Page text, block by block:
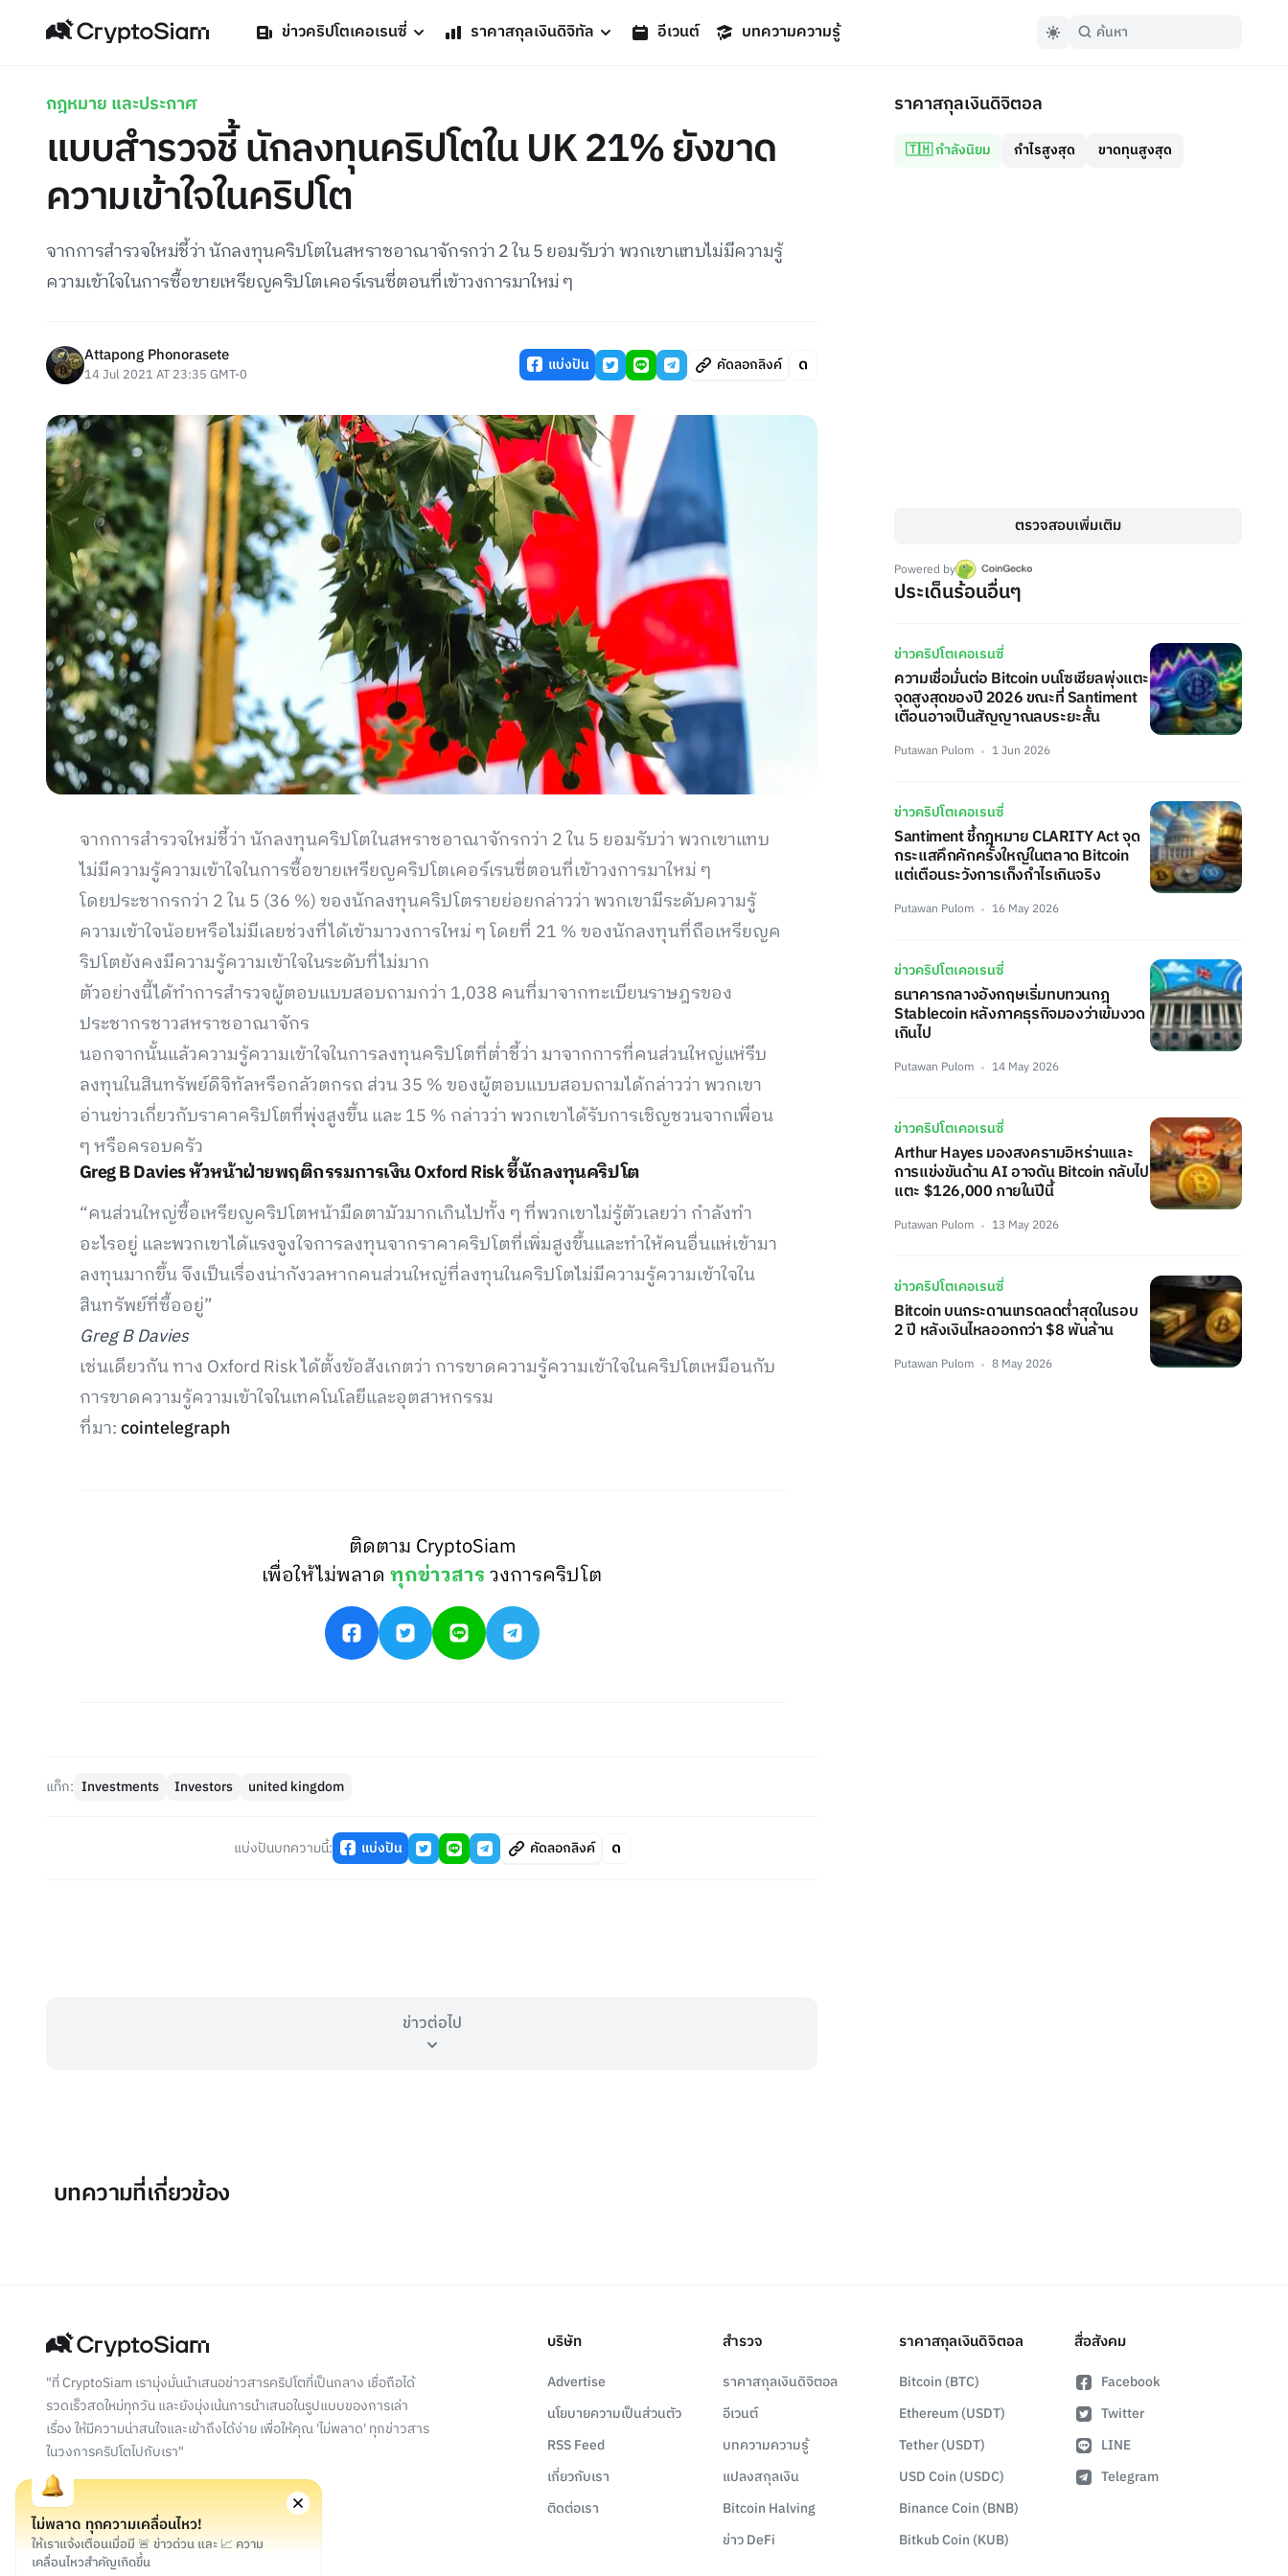
ข่าวคริปโตเคอเรนซี่ ราคาสกุลเงินดิจิทัล อีเวนต์ บทความความรู้
กฎหมาย และประกาศ
แบบสำรวจชี้ นักลงทุนคริปโตใน UK 21% ยังขาด
ความเข้าใจในคริปโต
จากการสำรวจใหม่ชี้ว่า นักลงทุนคริปโตในสหราชอาณาจักรกว่า 2 ใน 5 ยอมรับว่า พวกเขาแทบไม่มีความรู้
ความเข้าใจในการซื้อขายเหรียญคริปโตเคอร์เรนซี่ตอนที่เข้าวงการมาใหม่ ๆ
Attapong Phonorasete
14 Jul 2021 AT 23:35 GMT-0 แบ่งปัน คัดลอกลิงค์
จากการสำรวจใหม่ชี้ว่า นักลงทุนคริปโตในสหราชอาณาจักรกว่า 2 ใน 5 ยอมรับว่า พวกเขาแทบ
ไม่มีความรู้ความเข้าใจในการซื้อขายเหรียญคริปโตเคอร์เรนซี่ตอนที่เข้าวงการมาใหม่ ๆ
โดยประชากรกว่า 2 ใน 5 (36 %) ของนักลงทุนคริปโตรายย่อยกล่าวว่า พวกเขามีระดับความรู้
ความเข้าใจน้อยหรือไม่มีเลยช่วงที่ได้เข้ามาวงการใหม่ ๆ โดยที่ 21 % ของนักลงทุนที่ถือเหรียญค
ริปโตยังคงมีความรู้ความเข้าใจในระดับที่ไม่มาก
ตัวอย่างนี้ได้ทำการสำรวจผู้ตอบแบบสอบถามกว่า 1,038 คนที่มาจากทะเบียนราษฎรของ
ประชากรชาวสหราชอาณาจักร
นอกจากนั้นแล้วความรู้ความเข้าใจในการลงทุนคริปโตที่ต่ำชี้ว่า มาจากการที่คนส่วนใหญ่แห่รีบ
ลงทุนในสินทรัพย์ดิจิทัลหรือกลัวตกรถ ส่วน 35 % ของผู้ตอบแบบสอบถามได้กล่าวว่า พวกเขา
อ่านข่าวเกี่ยวกับราคาคริปโตที่พุ่งสูงขึ้น และ 15 % กล่าวว่า พวกเขาได้รับการเชิญชวนจากเพื่อน
ๆ หรือครอบครัว
Greg B Davies หัวหน้าฝ่ายพฤติกรรมการเงิน Oxford Risk ชี้นักลงทุนคริปโต
“คนส่วนใหญ่ซื้อเหรียญคริปโตหน้ามืดตามัวมากเกินไปทั้ง ๆ ที่พวกเขาไม่รู้ตัวเลยว่า กำลังทำ
อะไรอยู่ และพวกเขาได้แรงจูงใจการลงทุนจากราคาคริปโตที่เพิ่มสูงขึ้นและทำให้คนอื่นแห่เข้ามา
ลงทุนมากขึ้น จึงเป็นเรื่องน่ากังวลหากคนส่วนใหญ่ที่ลงทุนในคริปโตไม่มีความรู้ความเข้าใจใน
สินทรัพย์ที่ซื้ออยู่”
Greg B Davies
เช่นเดียวกัน ทาง Oxford Risk ได้ตั้งข้อสังเกตว่า การขาดความรู้ความเข้าใจในคริปโตเหมือนกับ
การขาดความรู้ความเข้าใจในเทคโนโลยีและอุตสาหกรรม
ที่มา:cointelegraph
ติดตาม CryptoSiam
เพื่อให้ไม่พลาดทุกข่าวสารวงการคริปโต
แท็ก: Investments Investors united kingdom
แบ่งปันบทความนี้: แบ่งปัน คัดลอกลิงค์
ข่าวต่อไป
ราคาสกุลเงินดิจิตอล
🇹🇭 กำลังนิยม กำไรสูงสุด ขาดทุนสูงสุด
ตรวจสอบเพิ่มเติม
Powered by
ประเด็นร้อนอื่นๆ
ข่าวคริปโตเคอเรนซี่
ความเชื่อมั่นต่อ Bitcoin บนโซเชียลพุ่งแตะ
จุดสูงสุดของปี 2026 ขณะที่ Santiment
เตือนอาจเป็นสัญญาณลบระยะสั้น
Putawan Pulom 1 Jun 2026
ข่าวคริปโตเคอเรนซี่
Santiment ชี้กฎหมาย CLARITY Act จุด
กระแสคึกคักครั้งใหญ่ในตลาด Bitcoin
แต่เตือนระวังการเก็งกำไรเกินจริง
Putawan Pulom 16 May 2026
ข่าวคริปโตเคอเรนซี่
ธนาคารกลางอังกฤษเริ่มทบทวนกฎ
Stablecoin หลังภาคธุรกิจมองว่าเข้มงวด
เกินไป
Putawan Pulom 14 May 2026
ข่าวคริปโตเคอเรนซี่
Arthur Hayes มองสงครามอิหร่านและ
การแข่งขันด้าน AI อาจดัน Bitcoin กลับไป
แตะ $126,000 ภายในปีนี้
Putawan Pulom 13 May 2026
ข่าวคริปโตเคอเรนซี่
Bitcoin บนกระดานเทรดลดต่ำสุดในรอบ
2 ปี หลังเงินไหลออกกว่า $8 พันล้าน
Putawan Pulom 8 May 2026
บทความที่เกี่ยวข้อง
"ที่ CryptoSiam เรามุ่งมั่นนำเสนอข่าวสารคริปโตที่เป็นกลาง เชื่อถือได้
รวดเร็วสดใหม่ทุกวัน และยังมุ่งเน้นการนำเสนอในรูปแบบของการเล่า
เรื่อง ให้มีความน่าสนใจและเข้าถึงได้ง่าย เพื่อให้คุณ 'ไม่พลาด' ทุกข่าวสาร
ในวงการคริปโตไปกับเรา"
บริษัท
Advertise
นโยบายความเป็นส่วนตัว
RSS Feed
เกี่ยวกับเรา
ติดต่อเรา
สำรวจ
ราคาสกุลเงินดิจิตอล
อีเวนต์
บทความความรู้
แปลงสกุลเงิน
Bitcoin Halving
ข่าว DeFi
ราคาสกุลเงินดิจิตอล
Bitcoin (BTC)
Ethereum (USDT)
Tether (USDT)
USD Coin (USDC)
Binance Coin (BNB)
Bitkub Coin (KUB)
สื่อสังคม
Facebook
Twitter
LINE
Telegram
ไม่พลาด ทุกความเคลื่อนไหว!
ให้เราแจ้งเตือนเมื่อมี 🚨 ข่าวด่วน และ 📈 ความ
เคลื่อนไหวสำคัญเกิดขึ้น